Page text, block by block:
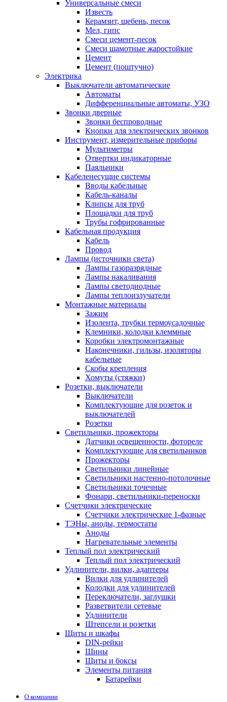
Универсальные смеси
Известь
Керамзит, щебень, песок
Мел, гипс
Смеси цемент-песок
Смеси шамотные жаростойкие
Цемент
Цемент (поштучно)
Электрика
Выключатели автоматические
Автоматы
Дифференциальные автоматы, УЗО
Звонки дверные
Звонки беспроводные
Кнопки для электрических звонков
Инструмент, измерительные приборы
Мультиметры
Отвертки индикаторные
Паяльники
Кабеленесущие системы
Вводы кабельные
Кабель-каналы
Клипсы для труб
Площадки для труб
Трубы гофрированные
Кабельная продукция
Кабель
Провод
Лампы (источники света)
Лампы газоразрядные
Лампы накаливания
Лампы светодиодные
Лампы теплоизлучатели
Монтажные материалы
Зажим
Изолента, трубки термоусадочные
Клемники, колодки клеммные
Коробки электромонтажные
Наконечники, гильзы, изоляторы
кабельные
Скобы крепления
Хомуты (стяжки)
Розетки, выключатели
Выключатели
Комплектующие для розеток и
выключателей
Розетки
Светильники, прожекторы
Датчики освещенности, фотореле
Комплектующие для светильников
Прожекторы
Светильники линейные
Светильники настенно-потолочные
Светильники точечные
Фонари, светильники-переноски
Счетчики электрические
Счетчики электрические 1-фазные
ТЭНы, аноды, термостаты
Аноды
Нагревательные элементы
Теплый пол электрический
Теплый пол электрический
Удлинители, вилки, адаптеры
Вилки для удлинителей
Колодки для удлинителей
Переключатели, заглушки
Разветвители сетевые
Удлинители
Штепсели и розетки
Щиты и шкафы
DIN-рейки
Шины
Щиты и боксы
Элементы питания
Батарейки
О компании